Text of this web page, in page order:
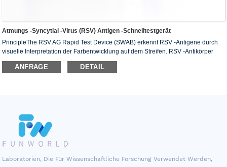
Atmungs -Syncytial -Virus (RSV) Antigen -Schnelltestgerät
PrincipleThe RSV AG Rapid Test Device (SWAB) erkennt RSV -Antigene durch
visuelle Interpretation der Farbentwicklung auf dem Streifen. RSV -Antikörper
sind im Testbereich der Membran immobilisiert. Während des Tests reagiert die
extrahierte Probe mit Anti - RSV -Antikörper konjugierten und auf das Probenpad
ANFRAGE DETAIL
Laboratorien, Die Für Wissenschaftliche Forschung Verwendet Werden,